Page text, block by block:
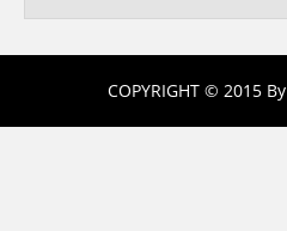
COPYRIGHT © 2015 By